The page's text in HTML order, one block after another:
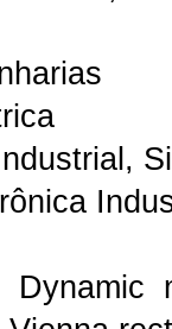
Dynamic